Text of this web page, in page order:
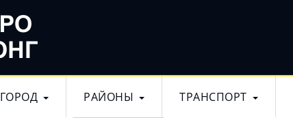
ГОРОД РАЙОНЫ ТРАНСПОРТ